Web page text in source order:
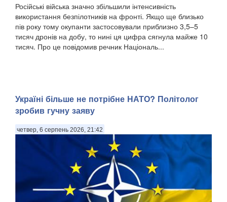
Російські війська значно збільшили інтенсивність
використання безпілотників на фронті. Якщо ще близько
пів року тому окупанти застосовували приблизно 3,5–5
тисяч дронів на добу, то нині ця цифра сягнула майже 10
тисяч. Про це повідомив речник Національ...
Україні більше не потрібне НАТО? Політолог
зробив гучну заяву
четвер, 6 серпень 2026, 21:42